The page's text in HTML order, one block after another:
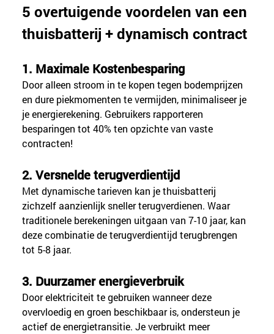
5 overtuigende voordelen van een
thuisbatterij + dynamisch contract
1. Maximale Kostenbesparing
Door alleen stroom in te kopen tegen bodemprijzen
en dure piekmomenten te vermijden, minimaliseer je
je energierekening. Gebruikers rapporteren
besparingen tot 40% ten opzichte van vaste
contracten!
2. Versnelde terugverdientijd
Met dynamische tarieven kan je thuisbatterij
zichzelf aanzienlijk sneller terugverdienen. Waar
traditionele berekeningen uitgaan van 7-10 jaar, kan
deze combinatie de terugverdientijd terugbrengen
tot 5-8 jaar.
3. Duurzamer energieverbruik
Door elektriciteit te gebruiken wanneer deze
overvloedig en groen beschikbaar is, ondersteun je
actief de energietransitie. Je verbruikt meer